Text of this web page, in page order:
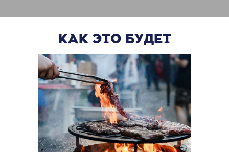
Главная/Bbq street
КАК ЭТО БУДЕТ